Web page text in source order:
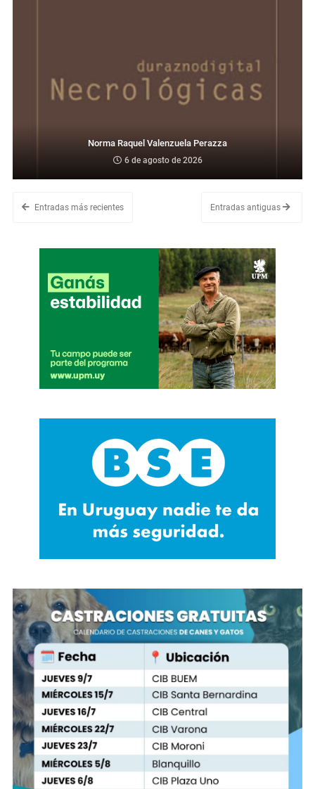
Norma Raquel Valenzuela Perazza
6 de agosto de 2026
Entradas más recientes Entradas antiguas